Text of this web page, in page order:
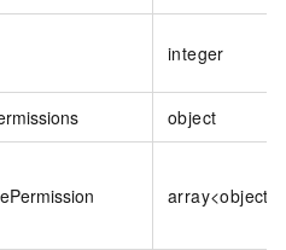
integer
object
array<object>